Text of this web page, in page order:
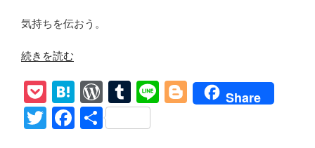
の
気持ちを伝おう。
“ウ
ー
キ
ン
続きを読む
P
o
ck
H
at
e
W
or
d
T
u
m
Li
Bl
Share
T
F
共